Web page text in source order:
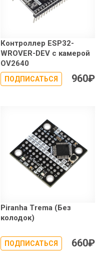
Контроллер ESP32-
WROVER-DEV с камерой
OV2640
ПОДПИСАТЬСЯ 960₽
Piranha Trema (Без
колодок)
ПОДПИСАТЬСЯ 660₽